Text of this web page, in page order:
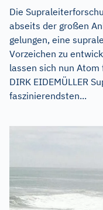
Die
abseits der großen
gelungen, eine
Vorzeichen zu
lassen sich nun
DIRK EIDEMÜLLER
faszinierendsten...